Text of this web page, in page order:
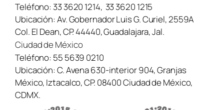
Teléfono:33 3620 1214, 33 3620 1215
Ubicación:Av. Gobernador Luis G. Curiel, 2559A
Col. El Dean, CP. 44440, Guadalajara, Jal.
Ciudad de México
Teléfono: 55 5639 0210
Ubicación:C. Avena 630-interior 904, Granjas
México, Iztacalco, CP. 08400 Ciudad de México,
CDMX.